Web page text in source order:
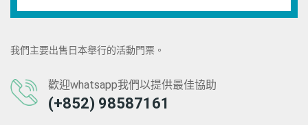
我們主要出售日本舉行的活動門票。
歡迎whatsapp我們以提供最佳協助
(+852) 98587161